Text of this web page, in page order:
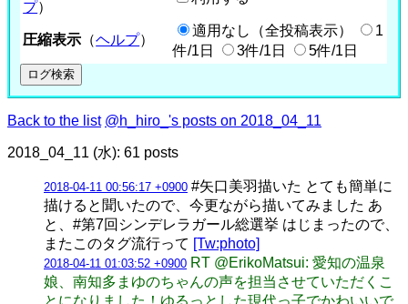
プ）
圧縮表示 （ヘルプ）
適用なし（全投稿表示）
1
件/1日
3件/1日 5件/1日
Back to the list @h_hiro_'s posts on 2018_04_11
2018_04_11 (水): 61 posts
2018-04-11 00:56:17 +0900 #矢口美羽描いた とても簡単に
描けると聞いたので、今更ながら描いてみました あ
と、#第7回シンデレラガール総選挙 はじまったので、
またこのタグ流行って [Tw:photo]
2018-04-11 01:03:52 +0900 RT @ErikoMatsui: 愛知の温泉
娘、南知多まゆのちゃんの声を担当させていただくこ
とになりました！ゆるっとした現代っ子でかわいいで